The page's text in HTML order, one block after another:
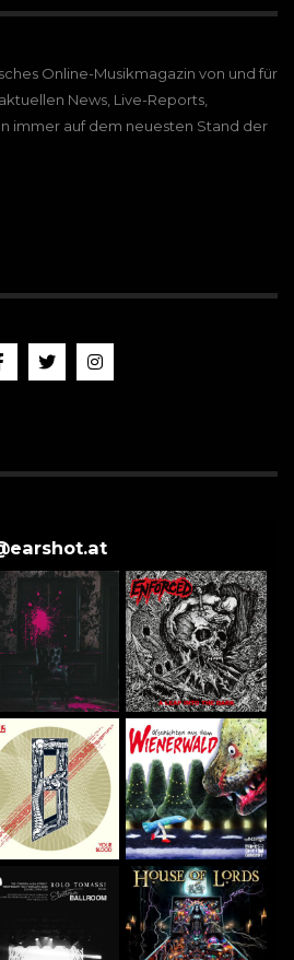
Online-Musikmagazin von und für
News, Live-Reports,
immer auf dem neuesten Stand der
earshot.at